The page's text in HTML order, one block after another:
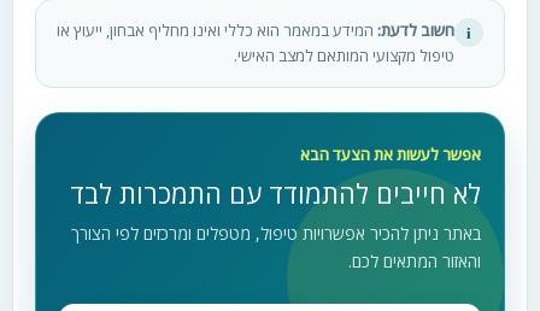
i חשוב לדעת: המידע במאמר הוא כללי ואינו מחליף אבחון, ייעוץ או
טיפול מקצועי המותאם למצב האישי.
אפשר לעשות את הצעד הבא
לא חייבים להתמודד עם התמכרות לבד
באתר ניתן להכיר אפשרויות טיפול, מטפלים ומרכזים לפי הצורך
והאזור המתאים לכם.